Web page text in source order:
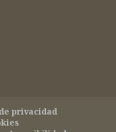
privacidad